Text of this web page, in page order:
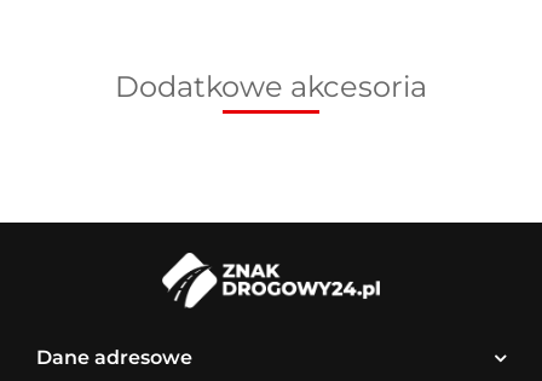
Dodatkowe akcesoria
Dane adresowe